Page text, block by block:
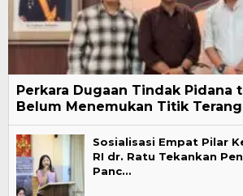
Perkara Dugaan Tindak Pidana
Belum Menemukan Titik
Sosialisasi Empat Pilar
RI dr. Ratu Tekankan
Panc…